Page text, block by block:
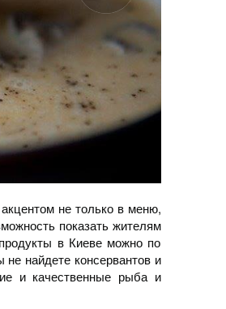
не только в меню,
показать жителям
в Киеве можно по
найдете консервантов и
и качественные рыба и